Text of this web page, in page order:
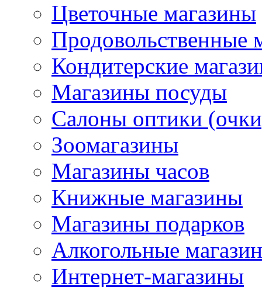
Цветочные магазины
Продовольственные
Кондитерские
Магазины посуды
Салоны оптики
Зоомагазины
Магазины часов
Книжные магазины
Магазины подарков
Алкогольные
Интернет-магазины